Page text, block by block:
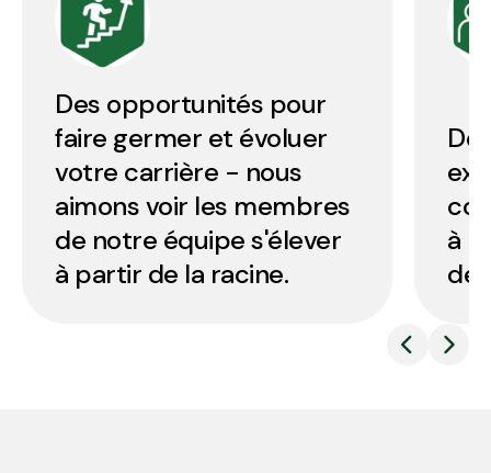
Des opportunités pour
faire germer et évoluer
votre carrière - nous
aimons voir les membres
de notre équipe s'élever
à partir de la racine.
à
de